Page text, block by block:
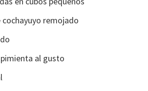
remojado
al gusto